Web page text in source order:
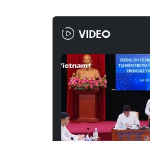
VIDEO